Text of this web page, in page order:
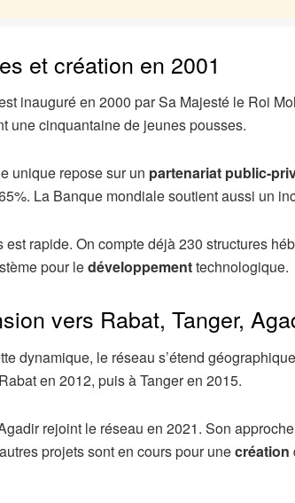
et création en 2001
inauguré en 2000 par Sa Majesté le Roi
une cinquantaine de jeunes pousses.
unique repose sur un partenariat public-
La Banque mondiale soutient aussi un
est rapide. On compte déjà 230 structures
pour ledéveloppementtechnologique.
vers Rabat, Tanger,
dynamique, le réseau s’étend
en 2012, puis à Tanger en 2015.
rejoint le réseau en 2021. Son
projets sont en cours pour unecréation